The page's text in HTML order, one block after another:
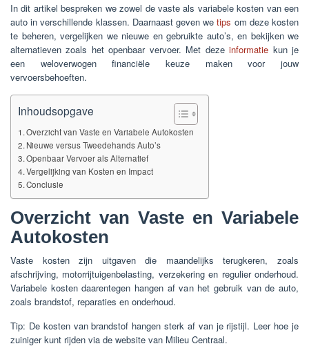
In dit artikel bespreken we zowel de vaste als variabele kosten van een
auto in verschillende klassen. Daarnaast geven wetips om deze kosten
te beheren, vergelijken we nieuwe en gebruikte auto’s, en bekijken we
alternatieven zoals het openbaar vervoer. Met dezeinformatie kun je
een weloverwogen financiële keuze maken voor jouw
vervoersbehoeften.
Inhoudsopgave
Overzicht van Vaste en Variabele Autokosten
Nieuwe versus Tweedehands Auto’s
Openbaar Vervoer als Alternatief
Vergelijking van Kosten en Impact
Conclusie
Overzicht van Vaste en Variabele
Autokosten
Vaste kosten zijn uitgaven die maandelijks terugkeren, zoals
afschrijving, motorrijtuigenbelasting, verzekering en regulier onderhoud.
Variabele kosten daarentegen hangen af van het gebruik van de auto,
zoals brandstof, reparaties en onderhoud.
Tip: De kosten van brandstof hangen sterk af van je rijstijl. Leer hoe je
zuiniger kunt rijden via de website van Milieu Centraal.